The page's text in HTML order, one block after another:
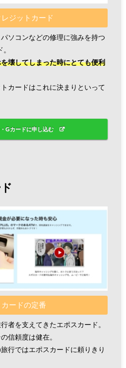
ジットカード
ソコンなどの修理に強みを持つ
壊してしまった時にとても便利
カードはこれに決まりといって
Gカードに申し込む
ードの定番
者を支えてきたエポスカード。
信頼度は健在。
行ではエポスカードに頼りきり